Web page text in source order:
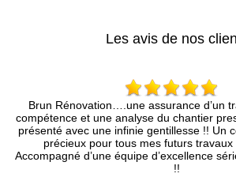
Les avis de nos
Brun Rénovation….une assurance d’un
compétence et une analyse du chantier
présenté avec une infinie gentillesse !! Un
précieux pour tous mes futurs
Accompagné d’une équipe d’excellence
!!